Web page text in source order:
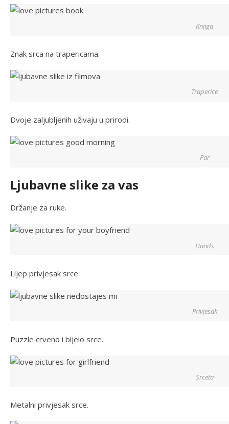
Knjiga
Znak srca na trapericama.
Traperice
Dvoje zaljubljenih uživaju u prirodi.
Par
Ljubavne slike za vas
Držanje za ruke.
Hands
Lijep privjesak srce.
Privjesak
Puzzle crveno i bijelo srce.
Srceta
Metalni privjesak srce.